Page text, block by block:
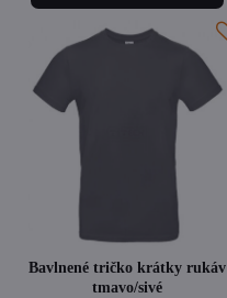
Bavlnené tričko krátky rukáv
tmavo/sivé